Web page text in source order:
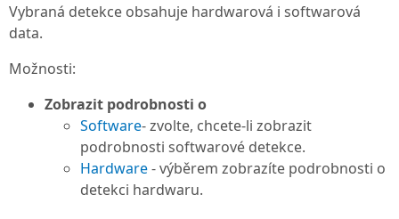
Vybraná detekce obsahuje hardwarová i softwarová
data.
Možnosti:
Zobrazit podrobnosti o
Software- zvolte, chcete-li zobrazit
podrobnosti softwarové detekce.
Hardware- výběrem zobrazíte podrobnosti o
detekci hardwaru.